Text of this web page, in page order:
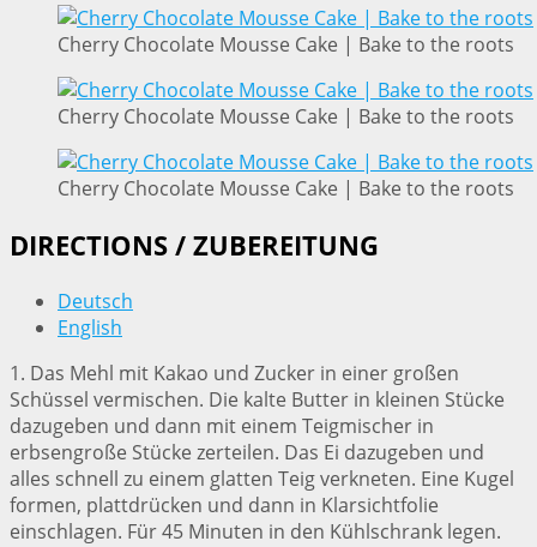
Cherry Chocolate Mousse Cake | Bake to the roots
Cherry Chocolate Mousse Cake | Bake to the roots
Cherry Chocolate Mousse Cake | Bake to the roots
DIRECTIONS / ZUBEREITUNG
Deutsch
English
1. Das Mehl mit Kakao und Zucker in einer großen
Schüssel vermischen. Die kalte Butter in kleinen Stücke
dazugeben und dann mit einem Teigmischer in
erbsengroße Stücke zerteilen. Das Ei dazugeben und
alles schnell zu einem glatten Teig verkneten. Eine Kugel
formen, plattdrücken und dann in Klarsichtfolie
einschlagen. Für 45 Minuten in den Kühlschrank legen.